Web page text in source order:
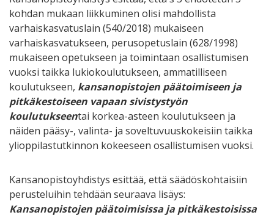
kohdan mukaan liikkuminen olisi mahdollista
varhaiskasvatuslain (540/2018) mukaiseen
varhaiskasvatukseen, perusopetuslain (628/1998)
mukaiseen opetukseen ja toimintaan osallistumisen
vuoksi taikka lukiokoulutukseen, ammatilliseen
koulutukseen, kansanopistojen päätoimiseen ja
pitkäkestoiseen vapaan sivistystyön
koulutukseentai korkea-asteen koulutukseen ja
näiden pääsy-, valinta- ja soveltuvuuskokeisiin taikka
ylioppilastutkinnon kokeeseen osallistumisen vuoksi.
Kansanopistoyhdistys esittää, että säädöskohtaisiin
perusteluihin tehdään seuraava lisäys:
Kansanopistojen päätoimisissa ja pitkäkestoisissa